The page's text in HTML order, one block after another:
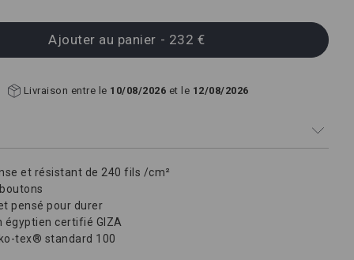
Ajouter au panier - 232 €
Livraison entre le 10/08/2026 et le 12/08/2026
et résistant de 240 fils /cm²
pensé pour durer
égyptien certifié GIZA
tex® standard 100